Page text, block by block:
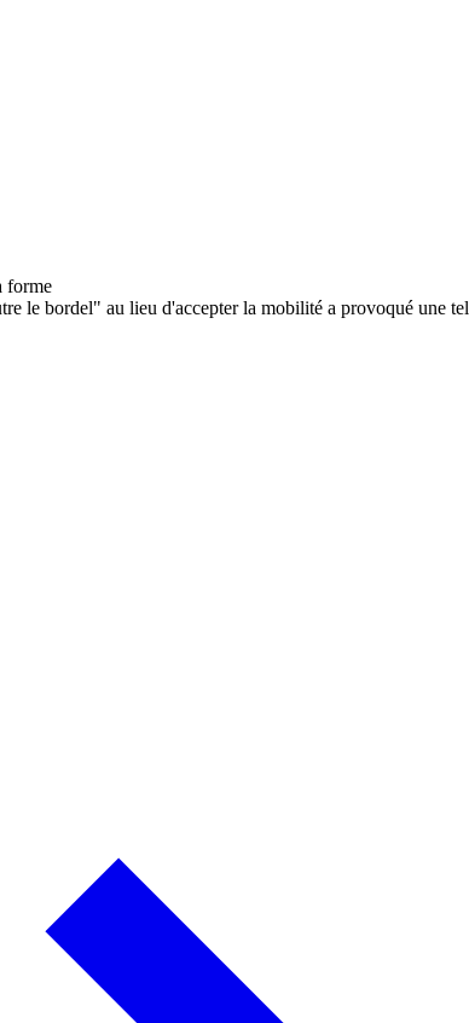
le bordel" au lieu d'accepter la mobilité a provoqué une